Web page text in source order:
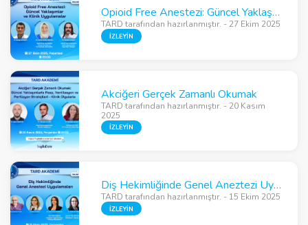
Opioid Free Anestezi: Güncel Yaklaşımlar ve Klinik Uygulamalar
TARD tarafından hazırlanmıştır. - 27 Ekim 2025
İZLEYİN
Akciğeri Gerçek Zamanlı Okumak
TARD tarafından hazırlanmıştır. - 20 Kasım
2025
İZLEYİN
Diş Hekimliğinde Genel Aneztezi Uygulamaları
TARD tarafından hazırlanmıştır. - 15 Ekim 2025
İZLEYİN